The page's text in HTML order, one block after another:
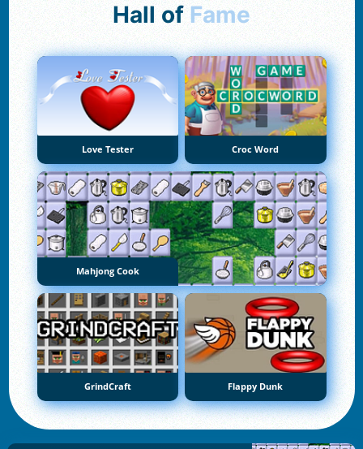
Hall of Fame
Love Tester Croc Word
Mahjong Cook
GrindCraft Flappy Dunk